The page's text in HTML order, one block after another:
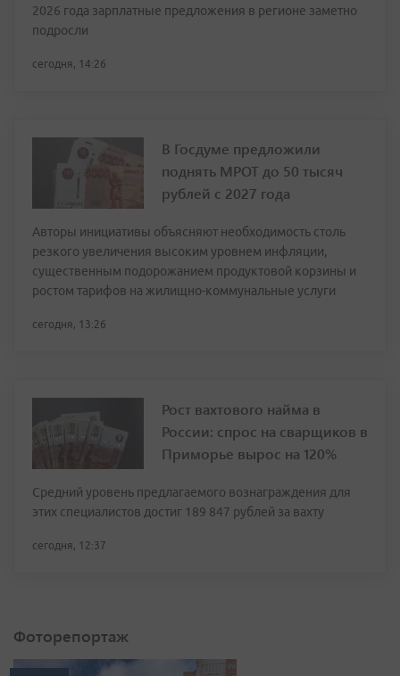
2026 года зарплатные предложения в регионе заметно
подросли
сегодня, 14:26
В Госдуме предложили
поднять МРОТ до 50 тысяч
рублей с 2027 года
Авторы инициативы объясняют необходимость столь
резкого увеличения высоким уровнем инфляции,
существенным подорожанием продуктовой корзины и
ростом тарифов на жилищно-коммунальные услуги
сегодня, 13:26
Рост вахтового найма в
России: спрос на сварщиков в
Приморье вырос на 120%
Средний уровень предлагаемого вознаграждения для
этих специалистов достиг 189 847 рублей за вахту
сегодня, 12:37
Фоторепортаж